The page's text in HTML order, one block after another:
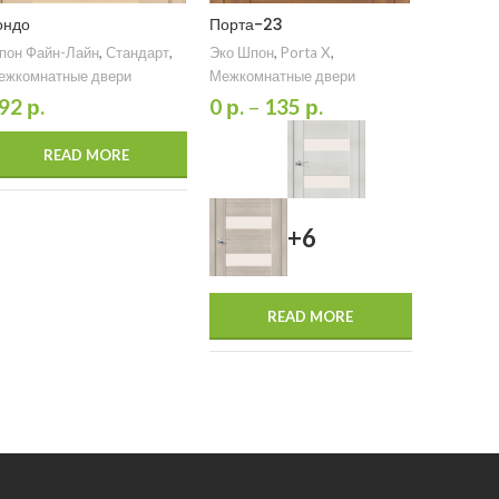
Файн-Лайн, Стандарт,
двери
р.
READ MORE
Порта-23
Эко Шпон, Porta X,
Межкомнатные двери
0 р. – 135 р.
+6
READ MORE